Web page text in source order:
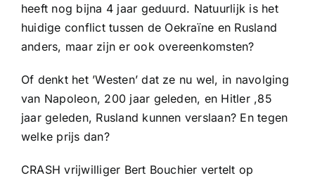
heeft nog bijna 4 jaar geduurd. Natuurlijk is het
huidige conflict tussen de Oekraïne en Rusland
anders, maar zijn er ook overeenkomsten?
Of denkt het ’Westen’ dat ze nu wel, in navolging
van Napoleon, 200 jaar geleden, en Hitler ,85
jaar geleden, Rusland kunnen verslaan? En tegen
welke prijs dan?
CRASH vrijwilliger Bert Bouchier vertelt op